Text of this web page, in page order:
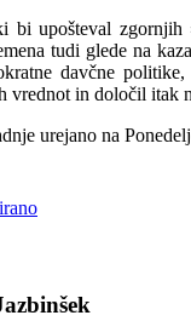
bi upošteval zgornjih
tudi glede na
davčne
vrednot in določil itak
urejano na